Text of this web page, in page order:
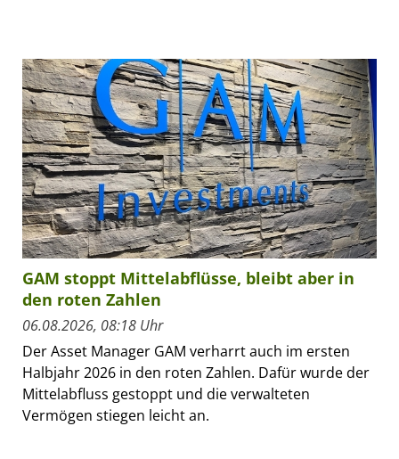
GAM stoppt Mittelabflüsse, bleibt aber in
den roten Zahlen
06.08.2026, 08:18 Uhr
Der Asset Manager GAM verharrt auch im ersten
Halbjahr 2026 in den roten Zahlen. Dafür wurde der
Mittelabfluss gestoppt und die verwalteten
Vermögen stiegen leicht an.